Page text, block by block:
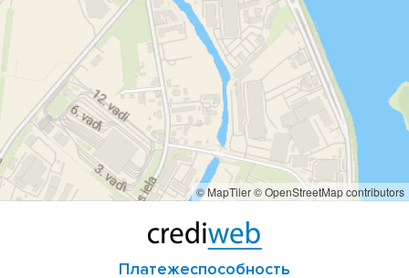
© MapTiler© OpenStreetMap contributors
Платежеспособность